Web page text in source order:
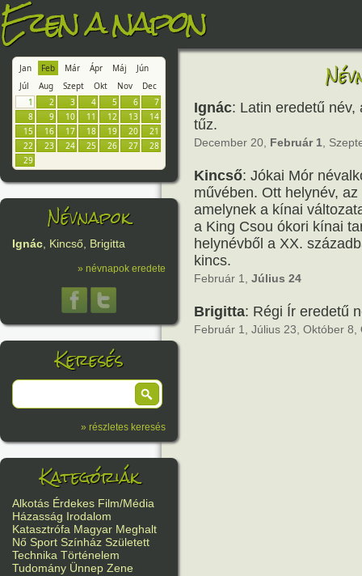
Ezen a napon
Jan Feb Már Ápr Máj
Jún
Júl
Aug Szept Okt Nov
Dec
1
2 3 4 5 6
7
8
9 10 11 12 13
14
15
16 17 18 19 20
21
22
23 24 25 26 27
28
29
Névnapok
Ignác, Kincső, Brigitta
» névnapok eredete
Keresés
» részletes keresés
Kategóriák
Alkotás Érdekes Film/Média
Házasság Irodalom
Katasztrófa Magyar Meghalt
Nő Sport Színház Született
Technika Történelem
Tudomány Ünnep Zene
Ignác: Latin eredetű
tűz.
December 20, Február 1 ,
Kincső: Jókai Mór
művében. Ott helynév,
amelynek a kínai
a King Csou ókori kínai
helynévből a XX.
kincs.
Február 1, Július 24
Brigitta: Régi Ír eredetű
Február 1, Július 23, Október 8,